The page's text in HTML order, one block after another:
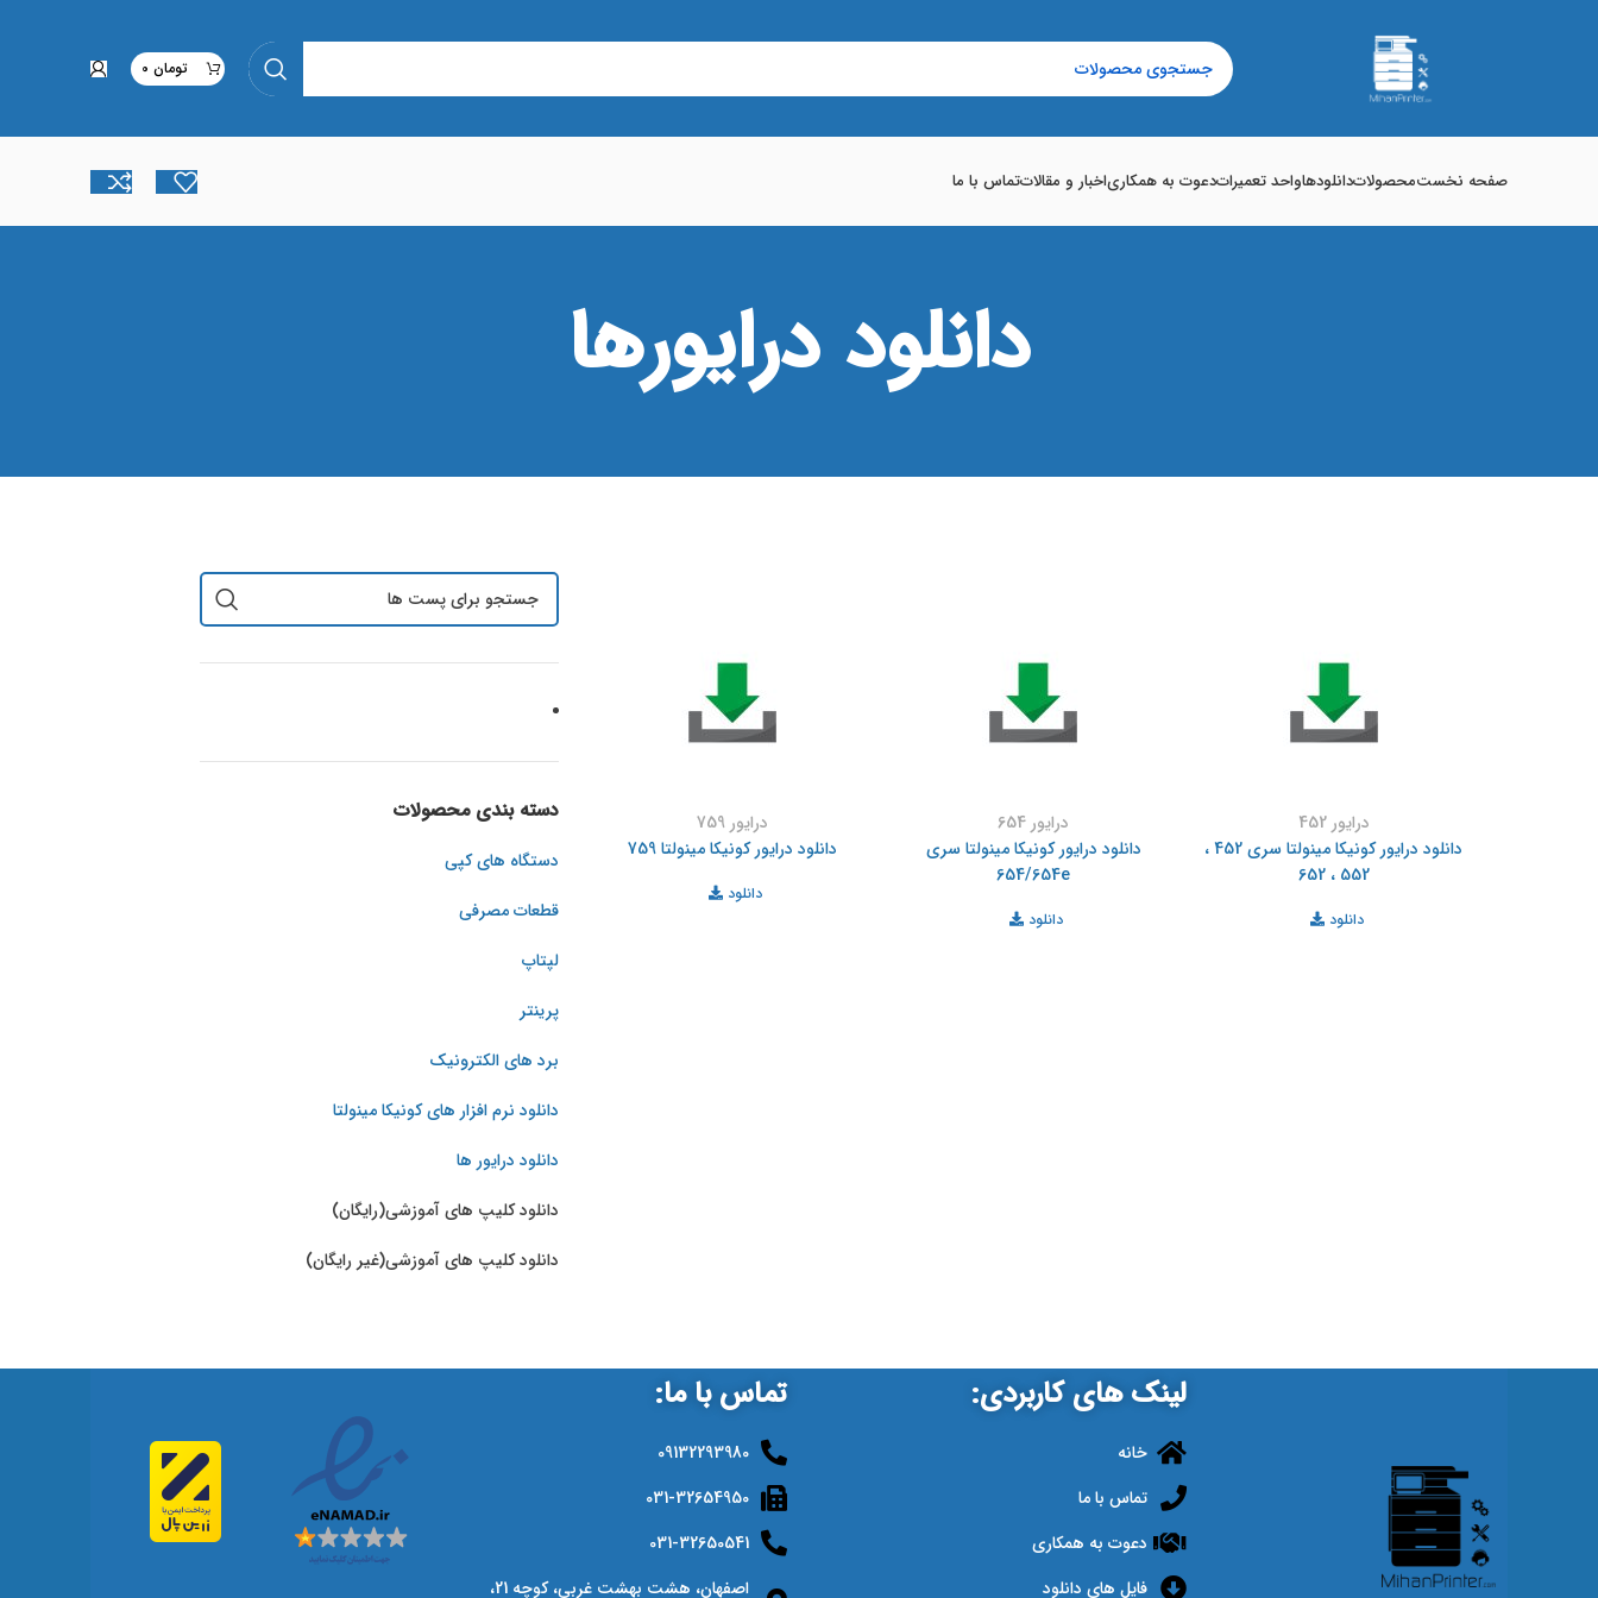
تومان
صفحه نخستمحصولاتدانلودهاواحد تعمیراتدعوت به همکاریاخبار و مقالاتتماس با ما
دانلود درایورها
درایور 452
دانلود درایور کونیکا مینولتا سری 452 ،
552 ، 652
دانلود
درایور 654
دانلود درایور کونیکا مینولتا سری
654/654e
دانلود
درایور 759
دانلود درایور کونیکا مینولتا 759
دانلود
دفترچه راهنما
دانلود Service Manual Konica
Minolta C652/552/452
دانلود
دسته بندی محصولات
دستگاه های کپی
قطعات مصرفی
لپتاپ
پرینتر
برد های الکترونیک
دانلود نرم افزار های کونیکا مینولتا
دانلود درایور ها
دانلود کلیپ های آموزشی(رایگان)
دانلود کلیپ های آموزشی(غیر رایگان)
لینک های کاربردی:
خانه
تماس با ما
دعوت به همکاری
فایل های دانلود
تماس با ما:
09132293980
031-32654950
031-32650541
اصفهان، هشت بهشت غربی، کوچه 21،